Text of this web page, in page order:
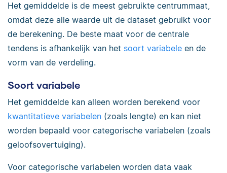
Het gemiddelde is de meest gebruikte centrummaat,
omdat deze alle waarde uit de dataset gebruikt voor
de berekening. De beste maat voor de centrale
tendens is afhankelijk van het soort variabele en de
vorm van de verdeling.
Soort variabele
Het gemiddelde kan alleen worden berekend voor
kwantitatieve variabelen (zoals lengte) en kan niet
worden bepaald voor categorische variabelen (zoals
geloofsovertuiging).
Voor categorische variabelen worden data vaak